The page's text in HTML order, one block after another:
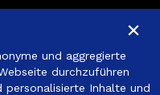
und aggregierte
durchzuführen
personalisierte Inhalte und
×